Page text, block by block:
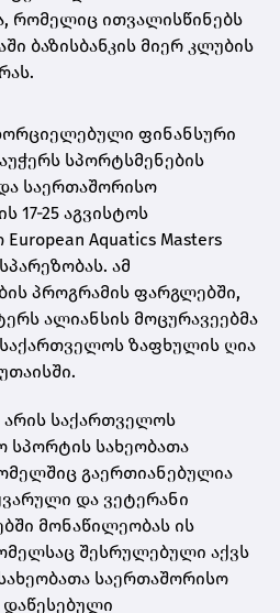
რომელიც ითვალისწინებს
ბაზისბანკის მიერ კლუბის
ფინანსური
სპორტსმენების
საერთაშორისო
17-25 აგვისტოს
Aquatics Masters
ამ
პროგრამის ფარგლებში,
ალიანსის მოცურავეებმა
ზაფხულის ღია
არის საქართველოს
სპორტის სახეობათა
გაერთიანებულია
და ვეტერანი
მონაწილეობას ის
შესრულებული აქვს
საერთაშორისო
დაწესებული